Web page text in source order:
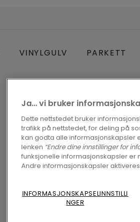
VINYLGULV PARKETT
Ja… vi bruker
Dette nettstedet bruker
trafikk på nettstedet, for deling på
kan godta alle informasjonskapsler
lenken “Endre dine innstillinger for
funksjonelle informasjonskapsler er
Andre informasjonskapsler
INFORMASJONSKAPSELINNSTILLI
NGER